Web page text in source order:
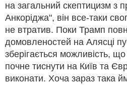
на загальний скептицизм з
Анкоріджа", він все-таки
не втратив. Поки Трамп
домовленостей на Алясці
зберігається можливість,
почне тиснути на Київ та
виконати. Хоча зараз така